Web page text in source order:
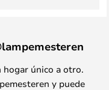
único a otro.
y puede